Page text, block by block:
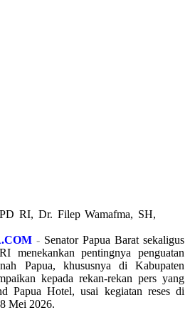
RI, Dr. Filep Wamafma, SH,
- Senator Papua Barat sekaligus
pentingnya penguatan
Papua, khususnya di Kabupaten
kepada rekan-rekan pers yang
Papua Hotel, usai kegiatan reses di
Mei 2026.